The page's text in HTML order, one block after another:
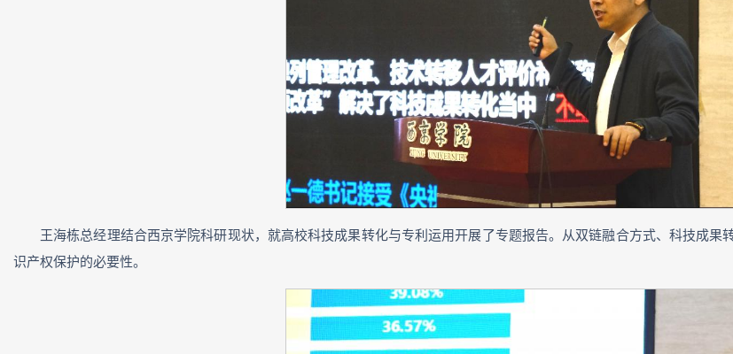
王海栋总经理结合西京学院科研现状，就高校科技成果转化与专利运用开展了专题报告。从双链融合方式、科技成
识产权保护的必要性。